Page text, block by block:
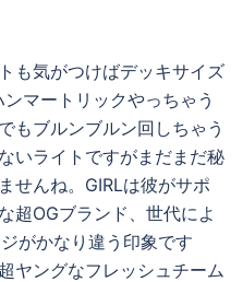
も気がつけばデッキサイズ
マートリックやっちゃう
もブルンブルン回しちゃう
いライトですがまだまだ秘
せんね。GIRLは彼がサポ
超OGブランド、世代によ
がかなり違う印象です
ヤングなフレッシュチーム